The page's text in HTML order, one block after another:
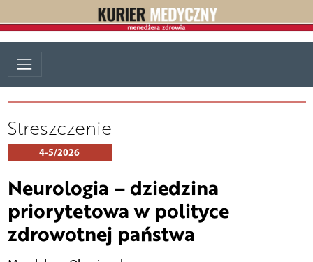
Streszczenie
4-5/2026
Neurologia – dziedzina
priorytetowa w polityce
zdrowotnej państwa